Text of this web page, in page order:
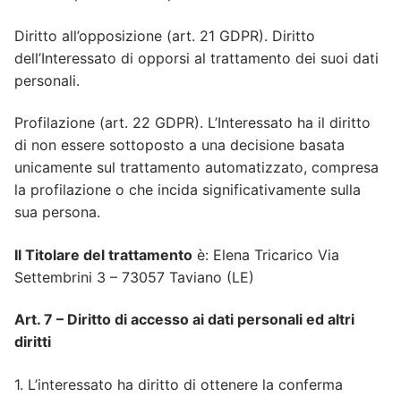
Diritto all’opposizione (art. 21 GDPR). Diritto
dell’Interessato di opporsi al trattamento dei suoi dati
personali.
Profilazione (art. 22 GDPR). L’Interessato ha il diritto
di non essere sottoposto a una decisione basata
unicamente sul trattamento automatizzato, compresa
la profilazione o che incida significativamente sulla
sua persona.
Il Titolare del trattamento è: Elena Tricarico Via
Settembrini 3 – 73057 Taviano (LE)
Art. 7 – Diritto di accesso ai dati personali ed altri
diritti
1. L’interessato ha diritto di ottenere la conferma